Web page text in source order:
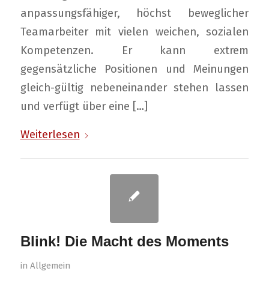
anpassungsfähiger, höchst beweglicher
Teamarbeiter mit vielen weichen, sozialen
Kompetenzen. Er kann extrem
gegensätzliche Positionen und Meinungen
gleich-gültig nebeneinander stehen lassen
und verfügt über eine […]
Weiterlesen
Blink! Die Macht des Moments
in Allgemein